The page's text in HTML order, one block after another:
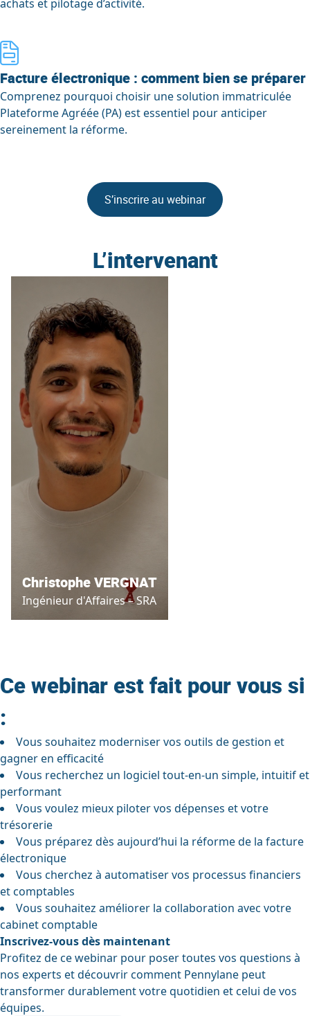
achats et pilotage d’activité.
Facture électronique : comment bien se préparer
Comprenez pourquoi choisir une solution immatriculée
Plateforme Agréée (PA) est essentiel pour anticiper
sereinement la réforme.
S’inscrire au webinar
L’intervenant
Christophe VERGNAT
Ingénieur d'Affaires – SRA
Ce webinar est fait pour vous si
:
Vous souhaitez moderniser vos outils de gestion et
gagner en efficacité
Vous recherchez un logiciel tout-en-un simple, intuitif et
performant
Vous voulez mieux piloter vos dépenses et votre
trésorerie
Vous préparez dès aujourd’hui la réforme de la facture
électronique
Vous cherchez à automatiser vos processus financiers
et comptables
Vous souhaitez améliorer la collaboration avec votre
cabinet comptable
Inscrivez-vous dès maintenant
Profitez de ce webinar pour poser toutes vos questions à
nos experts et découvrir comment Pennylane peut
transformer durablement votre quotidien et celui de vos
équipes.